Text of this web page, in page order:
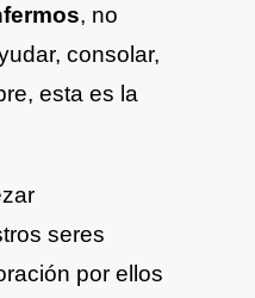
, no
consolar,
esta es la
seres
por ellos